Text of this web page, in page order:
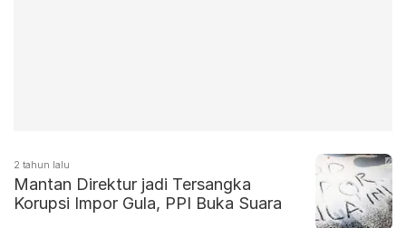
2 tahun lalu
Mantan Direktur jadi Tersangka
Korupsi Impor Gula, PPI Buka Suara